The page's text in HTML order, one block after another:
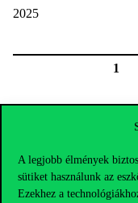
A legjobb élmények
sütiket használunk az
Ezekhez a
2025
1